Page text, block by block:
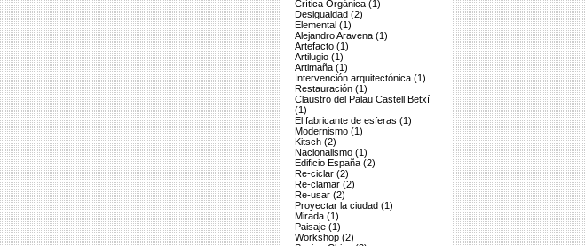
Crítica Orgánica (1)
Desigualdad (2)
Elemental (1)
Alejandro Aravena (1)
Artefacto (1)
Artilugio (1)
Artimaña (1)
Intervención arquitectónica (1)
Restauración (1)
Claustro del Palau Castell Betxí
(1)
El fabricante de esferas (1)
Modernismo (1)
Kitsch (2)
Nacionalismo (1)
Edificio España (2)
Re-ciclar (2)
Re-clamar (2)
Re-usar (2)
Proyectar la ciudad (1)
Mirada (1)
Paisaje (1)
Workshop (2)